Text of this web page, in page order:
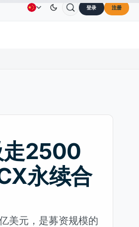
TRONTRXUS$0.3264↓0.30% Dogecoin DOGE
关于我们 登录 注册
走2500
永续合
美元，是募资规模的